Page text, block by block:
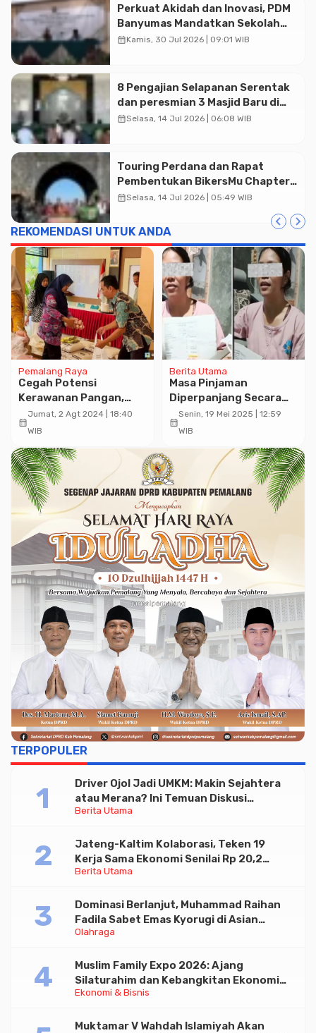
Advertisment
Perkuat Akidah dan Inovasi, PDM
Banyumas Mandatkan Sekolah
Muhammadiyah Jadi Pilihan
calendar_monthKamis, 30 Jul 2026 | 09:01 WIB
8 Pengajian Selapanan Serentak
dan peresmian 3 Masjid Baru di
Banyumas
calendar_monthSelasa, 14 Jul 2026 | 06:08 WIB
Touring Perdana dan Rapat
Pembentukan BikersMu Chapter
Temanggung Korwil Jateng :
calendar_monthSelasa, 14 Jul 2026 | 05:49 WIB
REKOMENDASI UNTUK ANDA
Pemalang Raya
Cegah Potensi
Kerawanan Pangan,
Dishanpan Jateng
Salurkan 1.100 Bantuan
calendar_month
Jumat, 2 Agt 2024 | 18:40
WIB
Berita Utama
Masa Pinjaman
Diperpanjang Secara
Sepihak, Nasabah Bank
BRI di Pemalang
Turun Tangan
calendar_month
Senin, 19 Mei 2025 | 12:59
WIB
TERPOPULER
Berita Utama
Driver Ojol Jadi UMKM: Makin Sejahtera
atau Merana? Ini Temuan Diskusi
Paramadina
Berita Utama
Jateng-Kaltim Kolaborasi, Teken 19
Kerja Sama Ekonomi Senilai Rp 20,2
Triliun
Olahraga
Dominasi Berlanjut, Muhammad Raihan
Fadila Sabet Emas Kyorugi di Asian
Taekwondo Indonesia Open 2026
Ekonomi & Bisnis
Muslim Family Expo 2026: Ajang
Silaturahim dan Kebangkitan Ekonomi
Halal di Jakarta
Muktamar V Wahdah Islamiyah Akan